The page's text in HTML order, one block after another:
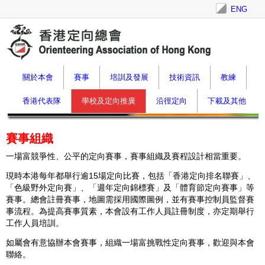
ENG
關於本會 賽事 培訓及發展 技術資訊 教練
香港代表隊 學校及定向推廣 沿徑定向 下載及其他
賽事組織
一場富競爭性、公平的定向賽事，賽事組織及賽程設計相當重要。
現時本港每年都舉行逾15場定向比賽，包括「香港定向排名聯賽」、
「色級野外定向賽」、「週年定向錦標賽」及「體育節定向賽事」等
賽事。總會註冊賽事，地圖需採用國際圖例，並有賽事控制員監督賽
事流程。為提高賽事質素，本會設有工作人員註冊制度，亦定期舉行
工作人員培訓。
如屬會有意協辦本會賽事，組織一場富挑戰性定向賽事，歡迎與本會
聯絡。